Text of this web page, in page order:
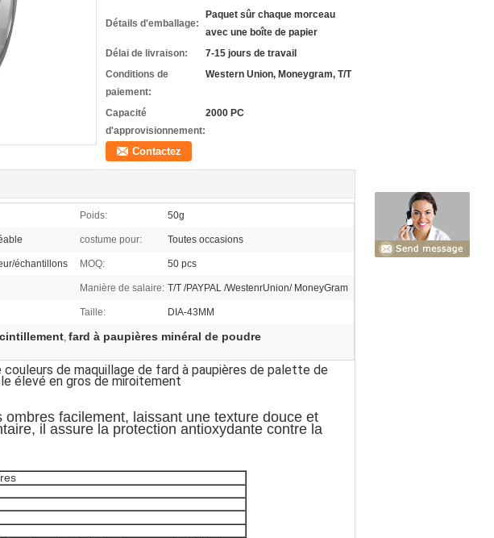
Détails d'emballage:
Paquet sûr chaque morceau
avec une boîte de papier
Délai de livraison:
7-15 jours de travail
Conditions de
paiement:
Western Union, Moneygram, T/T
Capacité
d'approvisionnement:
2000 PC
Contactez
Poids: 50g
costume pour: Toutes occasions
échantillons MOQ: 50 pcs
Manière de salaire: T/T /PAYPAL /WestenrUnion/ MoneyGram
Taille: DIA-43MM
, fard à paupières minéral de poudre
de maquillage de fard à paupières de palette de
élevé en gros de miroitement
facilement, laissant une texture douce et
il assure la protection antioxydante contre la